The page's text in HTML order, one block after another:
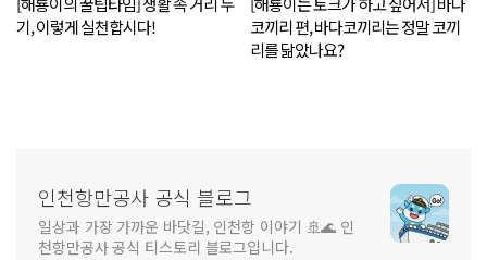
기, 이렇게 실천합시다!
코끼리 편, 바다코끼리는 정말 코끼
리를 닮았나요?
인천항만공사 공식 블로그
일상과 가장 가까운 바닷길, 인천항 이야기 🚢🌊 인
천항만공사 공식 티스토리 블로그입니다.